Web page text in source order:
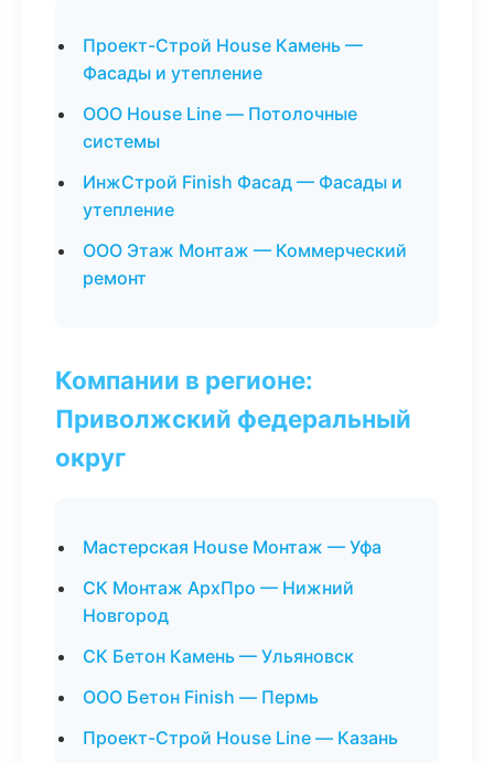
Проект-Строй House Камень —
Фасады и утепление
ООО House Line — Потолочные
системы
ИнжСтрой Finish Фасад — Фасады и
утепление
ООО Этаж Монтаж — Коммерческий
ремонт
Компании в регионе:
Приволжский федеральный
округ
Мастерская House Монтаж — Уфа
СК Монтаж АрхПро — Нижний
Новгород
СК Бетон Камень — Ульяновск
ООО Бетон Finish — Пермь
Проект-Строй House Line — Казань